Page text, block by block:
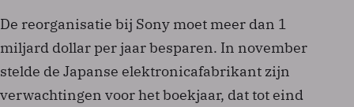
De reorganisatie bij Sony moet meer dan 1
miljard dollar per jaar besparen. In november
stelde de Japanse elektronicafabrikant zijn
verwachtingen voor het boekjaar, dat tot eind